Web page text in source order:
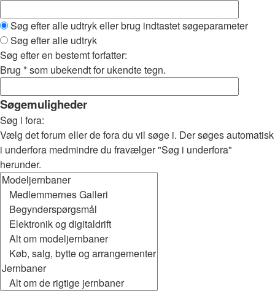
Søg efter alle udtryk eller brug indtastet søgeparameter
Søg efter alle udtryk
Søg efter en bestemt forfatter:
Brug * som ubekendt for ukendte tegn.
Søgemuligheder
Søg i fora:
Vælg det forum eller de fora du vil søge i. Der søges automatisk
i underfora medmindre du fravælger "Søg i underfora"
herunder.